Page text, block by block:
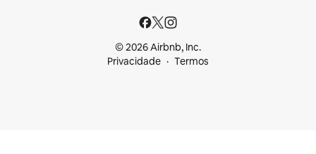
© 2026 Airbnb, Inc.
Privacidade
Termos